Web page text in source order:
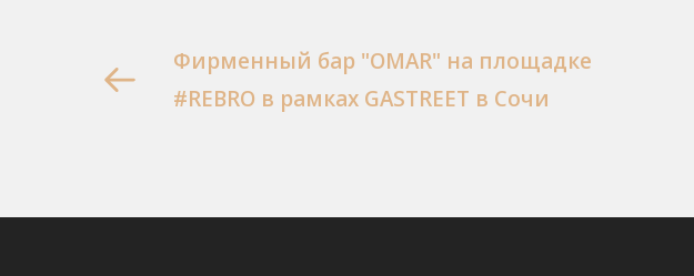
Фирменный бар "OMAR" на площадке
#REBRO в рамках GASTREET в Сочи